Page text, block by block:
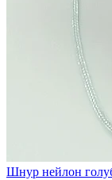
Шнур нейлон